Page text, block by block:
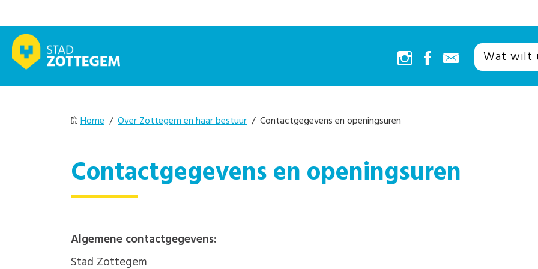
Home / Over Zottegem en haar bestuur / Contactgegevens en openingsuren
Contactgegevens en openingsuren
Algemene contactgegevens:
Stad Zottegem